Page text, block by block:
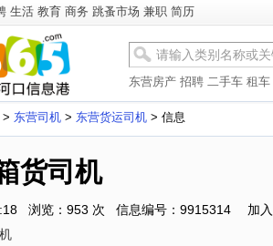
生活 教育 商务 跳蚤市场 兼职 简历
东营房产 招聘 二手车 租车
> 东营司机 > 东营货运司机 > 信息
货司机
浏览：953 次 信息编号：9915314
加